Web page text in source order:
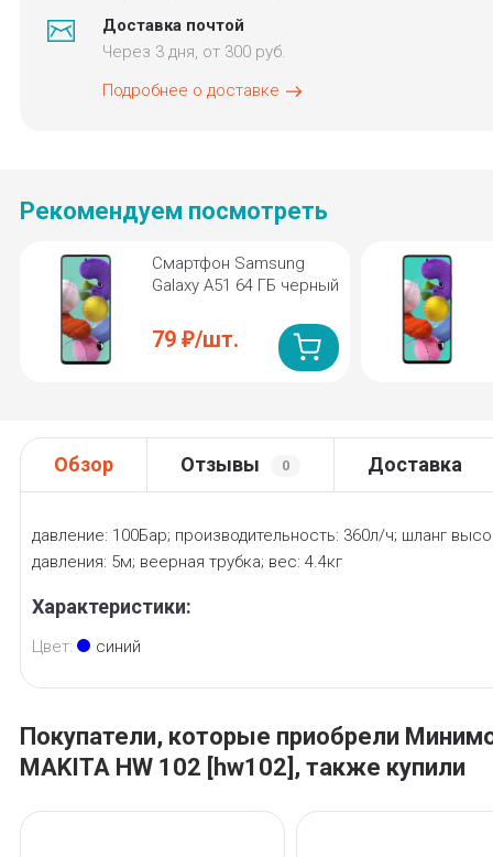
Доставка почтой
Через 3 дня, от 300 руб.
Подробнее о доставке
Рекомендуем посмотреть
Смартфон Samsung
Galaxy A51 64 ГБ черный
79 ₽/шт.
Обзор Отзывы 0 Доставка
давление: 100Бар; производительность: 360л/ч; шланг
давления: 5м; веерная трубка; вес: 4.4кг
Характеристики:
Цвет: синий
Покупатели, которые приобрели
MAKITA HW 102 [hw102], также купили